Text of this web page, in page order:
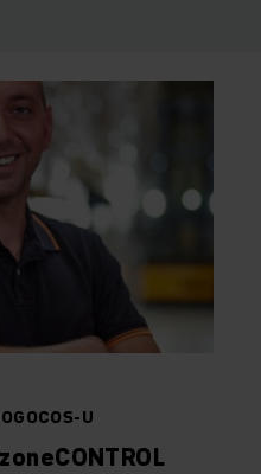
U
zoneCONTROL